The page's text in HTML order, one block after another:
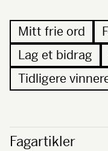
Mitt frie ord
Lag et bidrag
Tidligere
Fagartikler